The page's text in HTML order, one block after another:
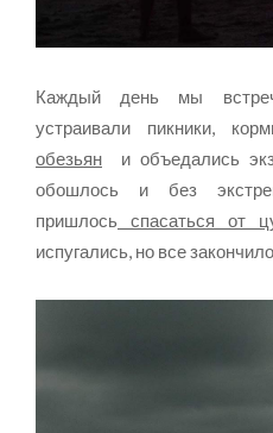
Каждый день мы
устраивали пикники,
обезьян и объедались
обошлось и без
пришлось спасаться от
испугались, но все